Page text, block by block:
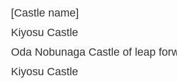
[Castle name]
Kiyosu Castle
Oda Nobunaga Castle of leap
Kiyosu Castle